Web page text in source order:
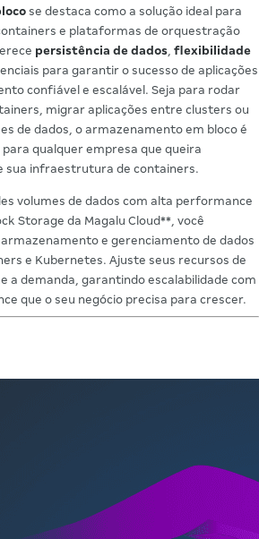
se destaca como a solução ideal para
e plataformas de orquestração
persistência de dados, flexibilidade
para garantir o sucesso de aplicações
confiável e escalável. Seja para rodar
migrar aplicações entre clusters ou
de dados, o armazenamento em bloco é
qualquer empresa que queira
sua infraestrutura de containers.
volumes de dados com alta performance
Storage da Magalu Cloud**, você
e gerenciamento de dados
e Kubernetes. Ajuste seus recursos de
a demanda, garantindo escalabilidade com
que o seu negócio precisa para crescer.